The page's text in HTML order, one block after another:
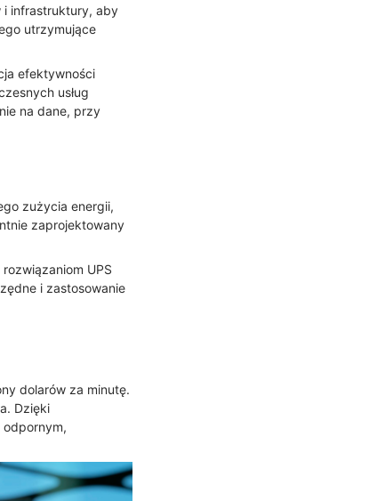
i infrastruktury, aby
utrzymujące
efektywności
usług
na dane, przy
zużycia energii,
zaprojektowany
UPS
i zastosowanie
dolarów za minutę.
Dzięki
odpornym,